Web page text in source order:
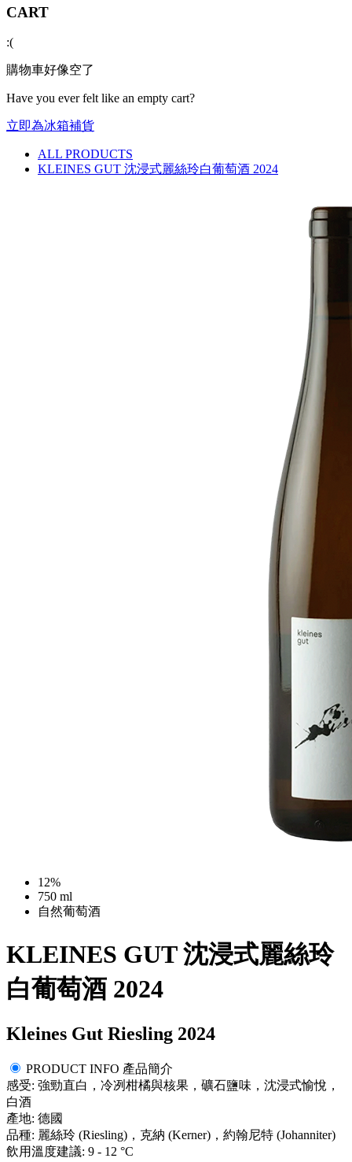
CART
:(
購物車好像空了
Have you ever felt like an empty cart?
立即為冰箱補貨
ALL PRODUCTS
KLEINES GUT 沈浸式麗絲玲白葡萄酒 2024
12%
750 ml
自然葡萄酒
KLEINES GUT 沈浸式麗絲玲
白葡萄酒 2024
Kleines Gut Riesling 2024
PRODUCT INFO 產品簡介
感受: 強勁直白，冷冽柑橘與核果，礦石鹽味，沈浸式愉悅，
白酒
產地: 德國
品種: 麗絲玲 (Riesling)，克納 (Kerner)，約翰尼特 (Johanniter)
飲用溫度建議: 9 - 12 °C